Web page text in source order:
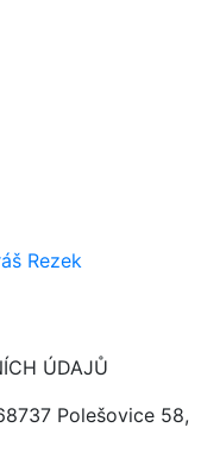
Rezek
ÚDAJŮ
Polešovice 58,